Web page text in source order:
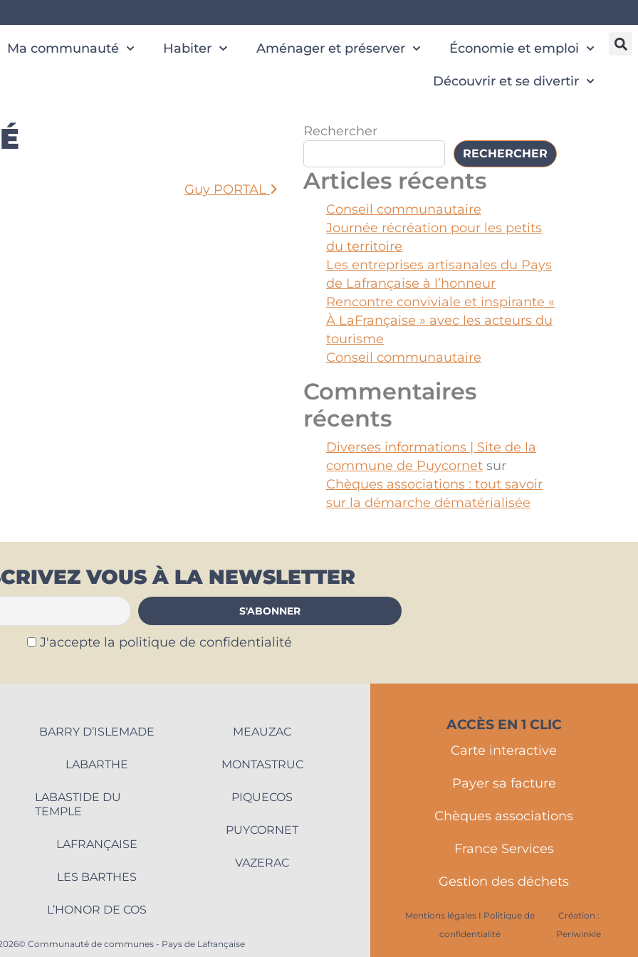
Ma communauté Habiter Aménager et préserver Économie et emploi
Découvrir et se divertir
Guy PORTAL
Rechercher
RECHERCHER
Articles récents
Conseil communautaire
Journée récréation pour les petits
du territoire
Les entreprises artisanales du Pays
de Lafrançaise à l’honneur
Rencontre conviviale et inspirante «
À LaFrançaise » avec les acteurs du
tourisme
Conseil communautaire
Commentaires
récents
Diverses informations | Site de la
commune de Puycornet sur
Chèques associations : tout savoir
sur la démarche dématérialisée
VOUS À LA NEWSLETTER
J'accepte la politique de confidentialité
BARRY D’ISLEMADE
LABARTHE
LABASTIDE DU
TEMPLE
LAFRANÇAISE
LES BARTHES
L’HONOR DE COS
MEAUZAC
MONTASTRUC
PIQUECOS
PUYCORNET
VAZERAC
Communauté de communes - Pays de Lafrançaise
ACCÈS EN 1 CLIC
Carte interactive
Payer sa facture
Chèques associations
France Services
Gestion des déchets
Mentions légales I Politique de
confidentialité
Création :
Periwinkle